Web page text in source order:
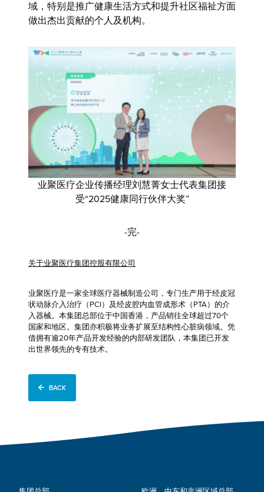
域，特别是推广健康生活方式和提升社区福祉方面
做出杰出贡献的个人及机构。
业聚医疗企业传播经理刘慧菁女士代表集团接
受“2025健康同行伙伴大奖”
-完-
关于业聚医疗集团控股有限公司
业聚医疗是一家全球医疗器械制造公司，专门生产用于经皮冠
状动脉介入治疗（PCI）及经皮腔内血管成形术（PTA）的介
入器械。本集团总部位于中国香港，产品销往全球超过70个
国家和地区。集团亦积极将业务扩展至结构性心脏病领域。凭
借拥有逾20年产品开发经验的内部研发团队，本集团已开发
出世界领先的专有技术。
BACK